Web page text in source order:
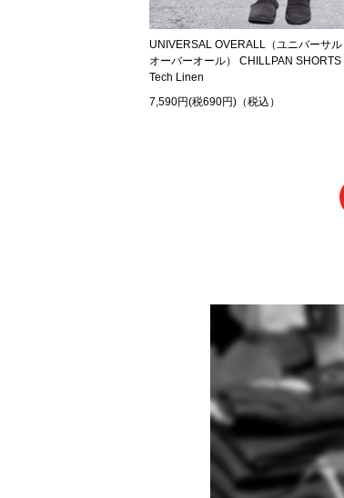
UNIVERSAL OVERALL（ユニバーサル
オーバーオール） CHILLPAN SHORTS
Tech Linen
7,590円(税690円)（税込）